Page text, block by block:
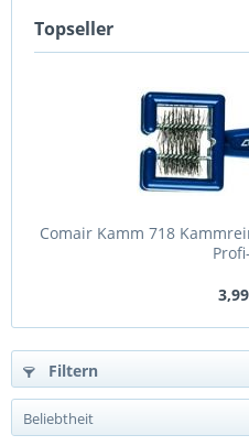
Topseller
Comair Kamm 718
Filtern